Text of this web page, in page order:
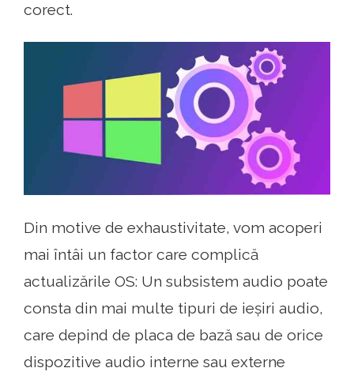
corect.
Din motive de exhaustivitate, vom acoperi
mai întâi un factor care complică
actualizările OS: Un subsistem audio poate
consta din mai multe tipuri de ieșiri audio,
care depind de placa de bază sau de orice
dispozitive audio interne sau externe